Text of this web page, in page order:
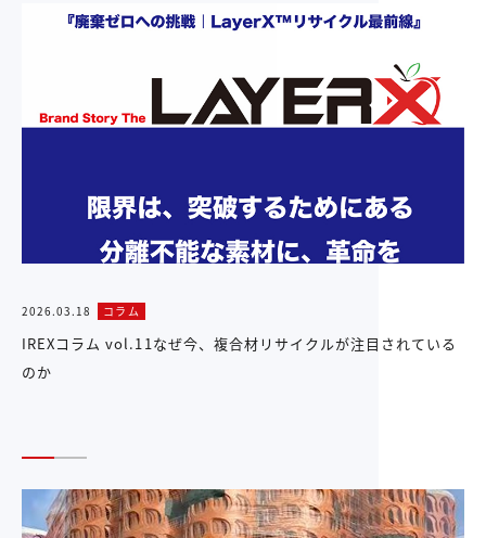
2026.03.18 コラム
IREXコラム vol.11なぜ今、複合材リサイクルが注目されている
のか